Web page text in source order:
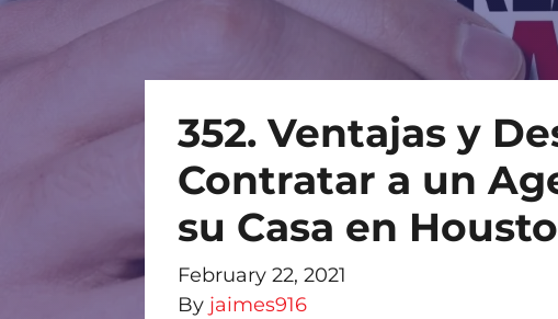
352. Ventajas y
Contratar a un
su Casa en
February 22, 2021
By jaimes916